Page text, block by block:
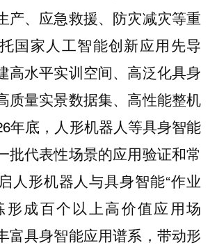
产、应急救援、防灾减灾等重
国家人工智能创新应用先导
高水平实训空间、高泛化具身
质量实景数据集、高性能整机
年底，人形机器人等具身智能
批代表性场景的应用验证和常
人形机器人与具身智能“作业
形成百个以上高价值应用场
富具身智能应用谱系，带动形